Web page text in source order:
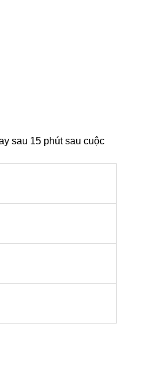
sau 15 phút sau cuộc